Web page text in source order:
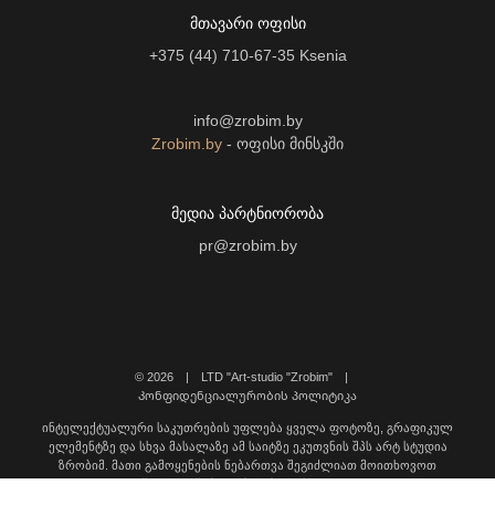
ᲛᲗᲐᲕᲐᲠᲘ ᲝᲤᲘᲡᲘ
+375 (44) 710-67-35 Ksenia
info@zrobim.by
Zrobim.by - ოფისი მინსკში
ᲛᲔᲓᲘᲐ ᲞᲐᲠᲢᲜᲘᲝᲠᲝᲑᲐ
pr@zrobim.by
© 2026 | LTD "Art-studio "Zrobim" |
Კონფიდენციალურობის პოლიტიკა
ინტელექტუალური საკუთრების უფლება ყველა ფოტოზე, გრაფიკულ
ელემენტზე და სხვა მასალაზე ამ საიტზე ეკუთვნის შპს არტ სტუდია
ზრობიმ. მათი გამოყენების ნებართვა შეგიძლიათ მოითხოვოთ